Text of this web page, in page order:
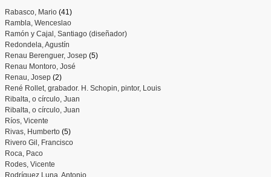
Rabasco, Mario(41)
Rambla, Wenceslao
Ramón y Cajal, Santiago (diseñador)
Redondela, Agustín
Renau Berenguer, Josep(5)
Renau Montoro, José
Renau, Josep(2)
René Rollet, grabador. H. Schopin, pintor, Louis
Ribalta, o círculo, Juan
Ribalta, o círculo, Juan
Ríos, Vicente
Rivas, Humberto(5)
Rivero Gil, Francisco
Roca, Paco
Rodes, Vicente
Rodríguez Luna, Antonio